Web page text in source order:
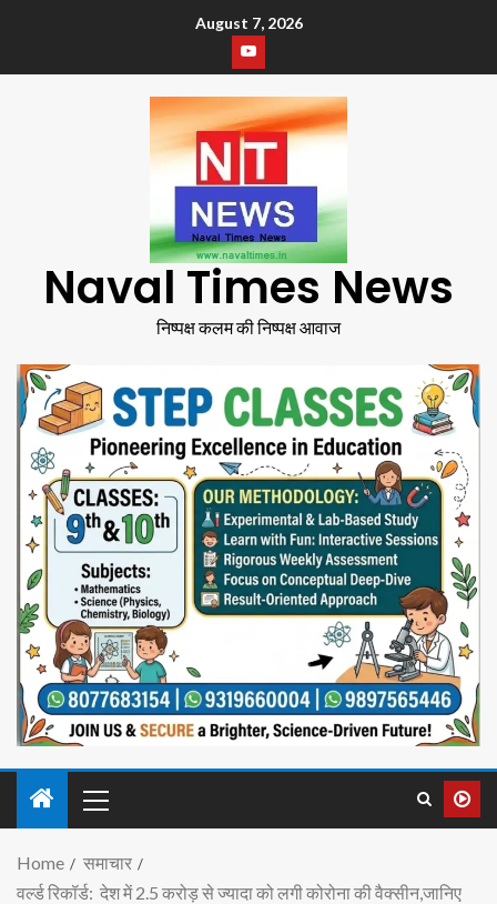
August 7, 2026
Naval Times News
निष्पक्ष कलम की निष्पक्ष आवाज
Home
समाचार
वर्ल्ड रिकॉर्ड: देश में 2.5 करोड़ से ज्यादा को लगी कोरोना की वैक्सीन,जानिए